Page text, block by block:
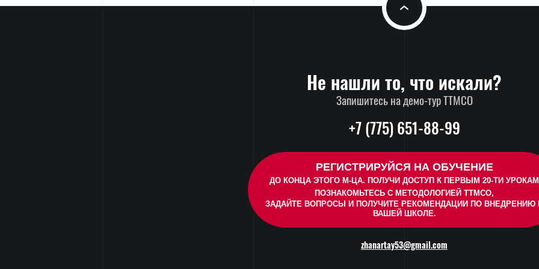
Не нашли то, что искали?
Запишитесь на демо‑тур ТТМСО
+7 (775) 651-88-99
РЕГИСТРИРУЙСЯ НА ОБУЧЕНИЕ
ДО КОНЦА ЭТОГО М-ЦА. ПОЛУЧИ ДОСТУП К ПЕРВЫМ 20-ТИ УРОКАМ
ПОЗНАКОМЬТЕСЬ С МЕТОДОЛОГИЕЙ ТТМСО,
ЗАДАЙТЕ ВОПРОСЫ И ПОЛУЧИТЕ РЕКОМЕНДАЦИИ ПО ВНЕДРЕНИЮ
ВАШЕЙ ШКОЛЕ.
zhanartay53@gmail.com